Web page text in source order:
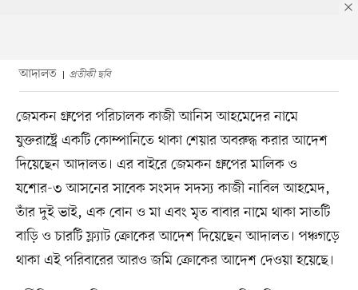
আদালত প্রতীকী ছবি
জেমকন গ্রুপের পরিচালক কাজী আনিস আহমেদের নামে
যুক্তরাষ্ট্রে একটি কোম্পানিতে থাকা শেয়ার অবরুদ্ধ করার আদেশ
দিয়েছেন আদালত। এর বাইরে জেমকন গ্রুপের মালিক ও
যশোর-৩ আসনের সাবেক সংসদ সদস্য কাজী নাবিল আহমেদ,
তাঁর দুই ভাই, এক বোন ও মা এবং মৃত বাবার নামে থাকা সাতটি
বাড়ি ও চারটি ফ্ল্যাট ক্রোকের আদেশ দিয়েছেন আদালত। পঞ্চগড়ে
থাকা এই পরিবারের আরও জমি ক্রোকের আদেশ দেওয়া হয়েছে।